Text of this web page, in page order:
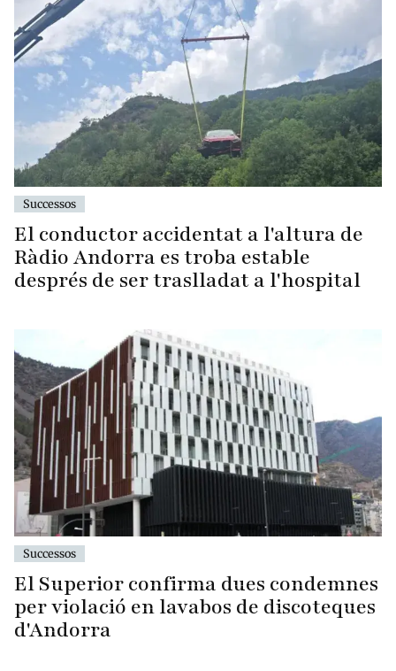
Successos
El conductor accidentat a l'altura de
Ràdio Andorra es troba estable
després de ser traslladat a l'hospital
Successos
El Superior confirma dues condemnes
per violació en lavabos de discoteques
d'Andorra